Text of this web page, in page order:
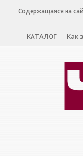
Содержащаяся на
КАТАЛОГ Как